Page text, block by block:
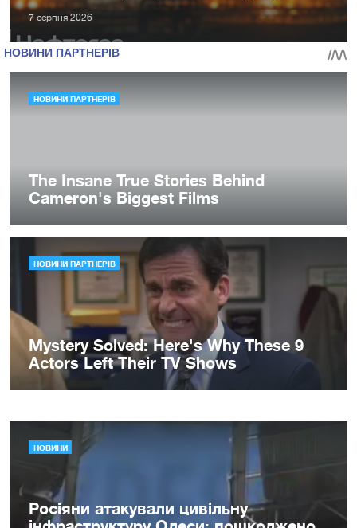
7 серпня 2026
НОВИНИ
Росіяни атакували цивільну